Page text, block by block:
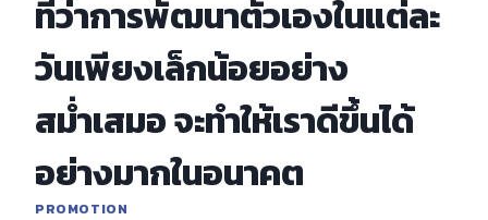
ที่ว่าการพัฒนาตัวเองในแต่ละ
วันเพียงเล็กน้อยอย่าง
สม่ำเสมอ จะทำให้เราดีขึ้นได้
อย่างมากในอนาคต
PROMOTION